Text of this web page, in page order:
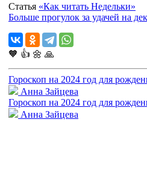
Статья «Как читать Недельки»
Больше прогулок за удачей на
🧡 👍 🌼 🙏
Гороскоп на 2024 год для
Анна Зайцева
Гороскоп на 2024 год для
Анна Зайцева